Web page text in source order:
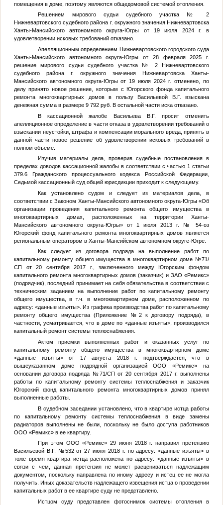
помещения в доме, поэтому являются общедомовой системой отопления.
Решением мирового судьи судебного участка № 2
Нижневартовского судебного района г. окружного значения Нижневартовска
Ханты-Мансийского автономного округа-Югры от 19 июля 2024 г. в
удовлетворении исковых требований отказано.
Апелляционным определением Нижневартовского городского суда
Ханты-Мансийского автономного округа-Югры от 28 февраля 2025 г.
решение мирового судьи судебного участка № 2 Нижневартовского
судебного района г. окружного значения Нижневартовска Ханты-
Мансийского автономного округа-Югры от 19 июля 2024 г. отменено, по
делу принято новое решение, которым с Югорского фонда капитального
ремонта многоквартирных домов в пользу Васильевой В.Г. взыскана
денежная сумма в размере 9 792 руб. В остальной части иска отказано.
В кассационной жалобе Васильева В.Г. просит отменить
апелляционное определение в части отказа в удовлетворении требований о
взыскании неустойки, штрафа и компенсации морального вреда, принять в
данной части новое решение об удовлетворении исковых требований в
полном объеме.
Изучив материалы дела, проверив судебные постановления в
пределах доводов кассационной жалобы в соответствии с частью 1 статьи
379.6 Гражданского процессуального кодекса Российской Федерации,
Седьмой кассационный суд общей юрисдикции приходит к следующему.
Как установлено судом и следует из материалов дела, в
соответствии с Законом Ханты-Мансийского автономного округа-Югры «Об
организации проведения капитального ремонта общего имущества в
многоквартирных домах, расположенных на территории Ханты-
Мансийского автономного округа-Югры» от 1 июля 2013 г. № 54-оз
Югорский фонд капитального ремонта многоквартирных домов является
региональным оператором в Ханты-Мансийском автономном округе-Югре.
Как следует из договора подряда на выполнение работ по
капитальному ремонту общего имущества в многоквартирном доме №71/
СП от 20 сентября 2017 г., заключенного между Югорским фондом
капитального ремонта многоквартирных домов (заказчик) и ЗАО «Ремикс»
(подрядчик), последний принимает на себя обязательства в соответствии с
техническим заданием на выполнение работ по капитальному ремонту
общего имущества, в т.ч. в многоквартирном доме, расположенном по
адресу:<данные изъяты> . Из графика производства работ по капитальному
ремонту общего имущества (Приложение №2 к договору подряда), в
частности, усматривается, что в доме по <данные изъяты>, производился
капитальный ремонт системы теплоснабжения.
Актом приемки выполненных работ и оказанных услуг по
капитальному ремонту общего имущества в многоквартирном доме
<данные изъяты>от 17 августа 2018 г. подтверждается, что в
вышеуказанном доме подрядной организацией ООО «Ремикс» на
основании договора подряда №71/СП от 20 сентября 2017 г. выполнены
работы по капитальному ремонту системы теплоснабжения и заказчик
Югорский фонд капитального ремонта многоквартирных домов принял
выполненные работы.
В судебном заседании установлено, что в квартире истца работы
по капитальному ремонту системы теплоснабжения в виде замены
радиаторов выполнены не были, поскольку не было доступа работников
ООО «Ремикс» в ее квартиру.
При этом ООО «Ремикс» 29 июня 2018 г. направил претензию
Васильевой В.Г. №532 от 27 июня 2018 г. по адресу:<данные изъяты> в
тоже время квартира истца расположена по адресу: <данные изъяты> в
связи с чем, данная претензия не может расцениваться надлежащим
документом, поскольку направлена по иному адресу и истец ее не могла
получить. Иных доказательств надлежащего извещения истца о проведении
капитальных работ в ее квартире суду не представлено.
Истцом суду представлен фотоснимок системы отопления в